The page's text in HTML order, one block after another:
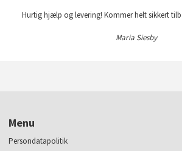
Hurtig hjælp og levering! Kommer helt sikkert
Maria Siesby
Menu
Persondatapolitik